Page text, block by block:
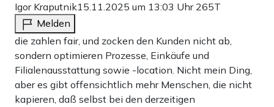
Igor Kraputnik15.11.2025 um 13:03 Uhr 265T
Melden
die zahlen fair, und zocken den Kunden nicht ab,
sondern optimieren Prozesse, Einkäufe und
Filialenausstattung sowie -location. Nicht mein Ding,
aber es gibt offensichtlich mehr Menschen, die nicht
kapieren, daß selbst bei den derzeitigen